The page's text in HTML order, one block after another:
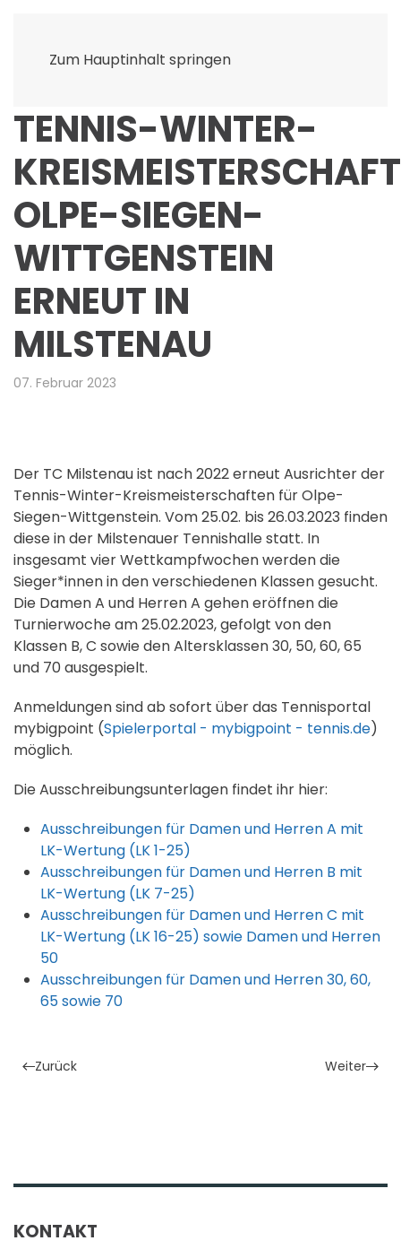
Zum Hauptinhalt springen
TENNIS-WINTER-
OLPE-SIEGEN-
WITTGENSTEIN
ERNEUT IN
MILSTENAU
07. Februar 2023
Der TC Milstenau ist nach 2022 erneut Ausrichter der
Tennis-Winter-Kreismeisterschaften für Olpe-
Siegen-Wittgenstein. Vom 25.02. bis 26.03.2023 finden
diese in der Milstenauer Tennishalle statt. In
insgesamt vier Wettkampfwochen werden die
Sieger*innen in den verschiedenen Klassen gesucht.
Die Damen A und Herren A gehen eröffnen die
Turnierwoche am 25.02.2023, gefolgt von den
Klassen B, C sowie den Altersklassen 30, 50, 60, 65
und 70 ausgespielt.
Anmeldungen sind ab sofort über das Tennisportal
mybigpoint (Spielerportal - mybigpoint - tennis.de)
möglich.
Die Ausschreibungsunterlagen findet ihr hier:
Ausschreibungen für Damen und Herren A mit
LK-Wertung (LK 1-25)
Ausschreibungen für Damen und Herren B mit
LK-Wertung (LK 7-25)
Ausschreibungen für Damen und Herren C mit
LK-Wertung (LK 16-25) sowie Damen und Herren
50
Ausschreibungen für Damen und Herren 30, 60,
65 sowie 70
Zurück Weiter
KONTAKT